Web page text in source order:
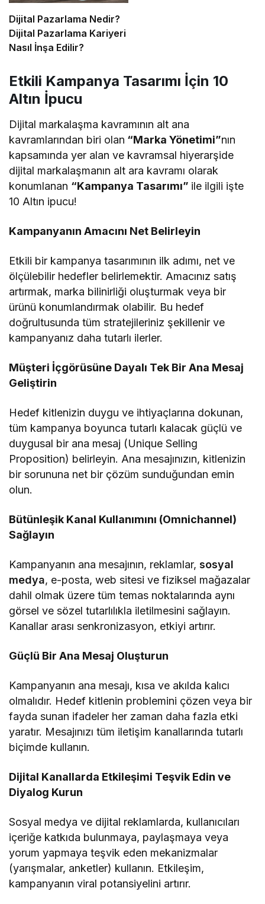
Dijital Pazarlama Nedir?
Dijital Pazarlama Kariyeri
Nasıl İnşa Edilir?
Etkili Kampanya Tasarımı İçin 10
Altın İpucu
Dijital markalaşma kavramının alt ana
kavramlarından biri olan “Marka Yönetimi”nın
kapsamında yer alan ve kavramsal hiyerarşide
dijital markalaşmanın alt ara kavramı olarak
konumlanan “Kampanya Tasarımı” ile ilgili işte
10 Altın ipucu!
Kampanyanın Amacını Net Belirleyin
Etkili bir kampanya tasarımının ilk adımı, net ve
ölçülebilir hedefler belirlemektir. Amacınız satış
artırmak, marka bilinirliği oluşturmak veya bir
ürünü konumlandırmak olabilir. Bu hedef
doğrultusunda tüm stratejileriniz şekillenir ve
kampanyanız daha tutarlı ilerler.
Müşteri İçgörüsüne Dayalı Tek Bir Ana Mesaj
Geliştirin
Hedef kitlenizin duygu ve ihtiyaçlarına dokunan,
tüm kampanya boyunca tutarlı kalacak güçlü ve
duygusal bir ana mesaj (Unique Selling
Proposition) belirleyin. Ana mesajınızın, kitlenizin
bir sorununa net bir çözüm sunduğundan emin
olun.
Bütünleşik Kanal Kullanımını (Omnichannel)
Sağlayın
Kampanyanın ana mesajının, reklamlar,sosyal
medya, e-posta, web sitesi ve fiziksel mağazalar
dahil olmak üzere tüm temas noktalarında aynı
görsel ve sözel tutarlılıkla iletilmesini sağlayın.
Kanallar arası senkronizasyon, etkiyi artırır.
Güçlü Bir Ana Mesaj Oluşturun
Kampanyanın ana mesajı, kısa ve akılda kalıcı
olmalıdır. Hedef kitlenin problemini çözen veya bir
fayda sunan ifadeler her zaman daha fazla etki
yaratır. Mesajınızı tüm iletişim kanallarında tutarlı
biçimde kullanın.
Dijital Kanallarda Etkileşimi Teşvik Edin ve
Diyalog Kurun
Sosyal medya ve dijital reklamlarda, kullanıcıları
içeriğe katkıda bulunmaya, paylaşmaya veya
yorum yapmaya teşvik eden mekanizmalar
(yarışmalar, anketler) kullanın. Etkileşim,
kampanyanın viral potansiyelini artırır.